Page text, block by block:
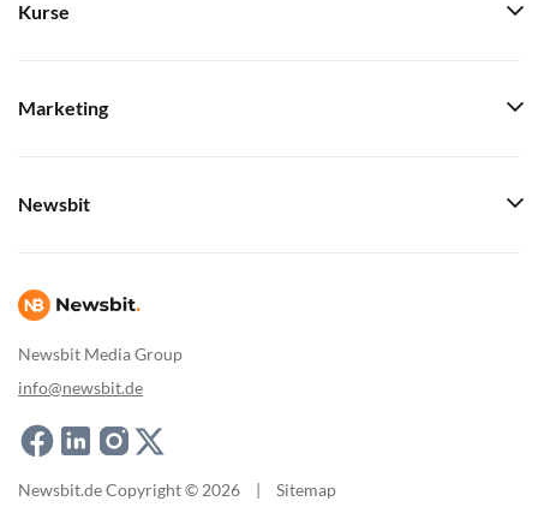
Newsbit Media Group
info@newsbit.de
Kurse
Marketing
Newsbit
Newsbit.de Copyright © 2026 | Sitemap